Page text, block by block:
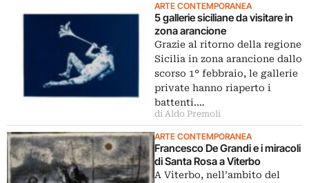
ARTE CONTEMPORANEA
5 gallerie siciliane da visitare in
zona arancione
Grazie al ritorno della regione
Sicilia in zona arancione dallo
scorso 1° febbraio, le gallerie
private hanno riaperto i
battenti.…
di Aldo Premoli
ARTE CONTEMPORANEA
Francesco De Grandi e i miracoli
di Santa Rosa a Viterbo
A Viterbo, nell’ambito del